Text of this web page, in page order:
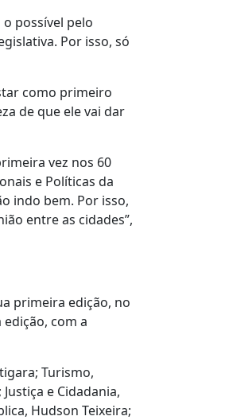
possível pelo
Por isso, só
como primeiro
de que ele vai dar
vez nos 60
e Políticas da
indo bem. Por isso,
entre as cidades”,
primeira edição, no
com a
Turismo,
e Cidadania,
Hudson Teixeira;